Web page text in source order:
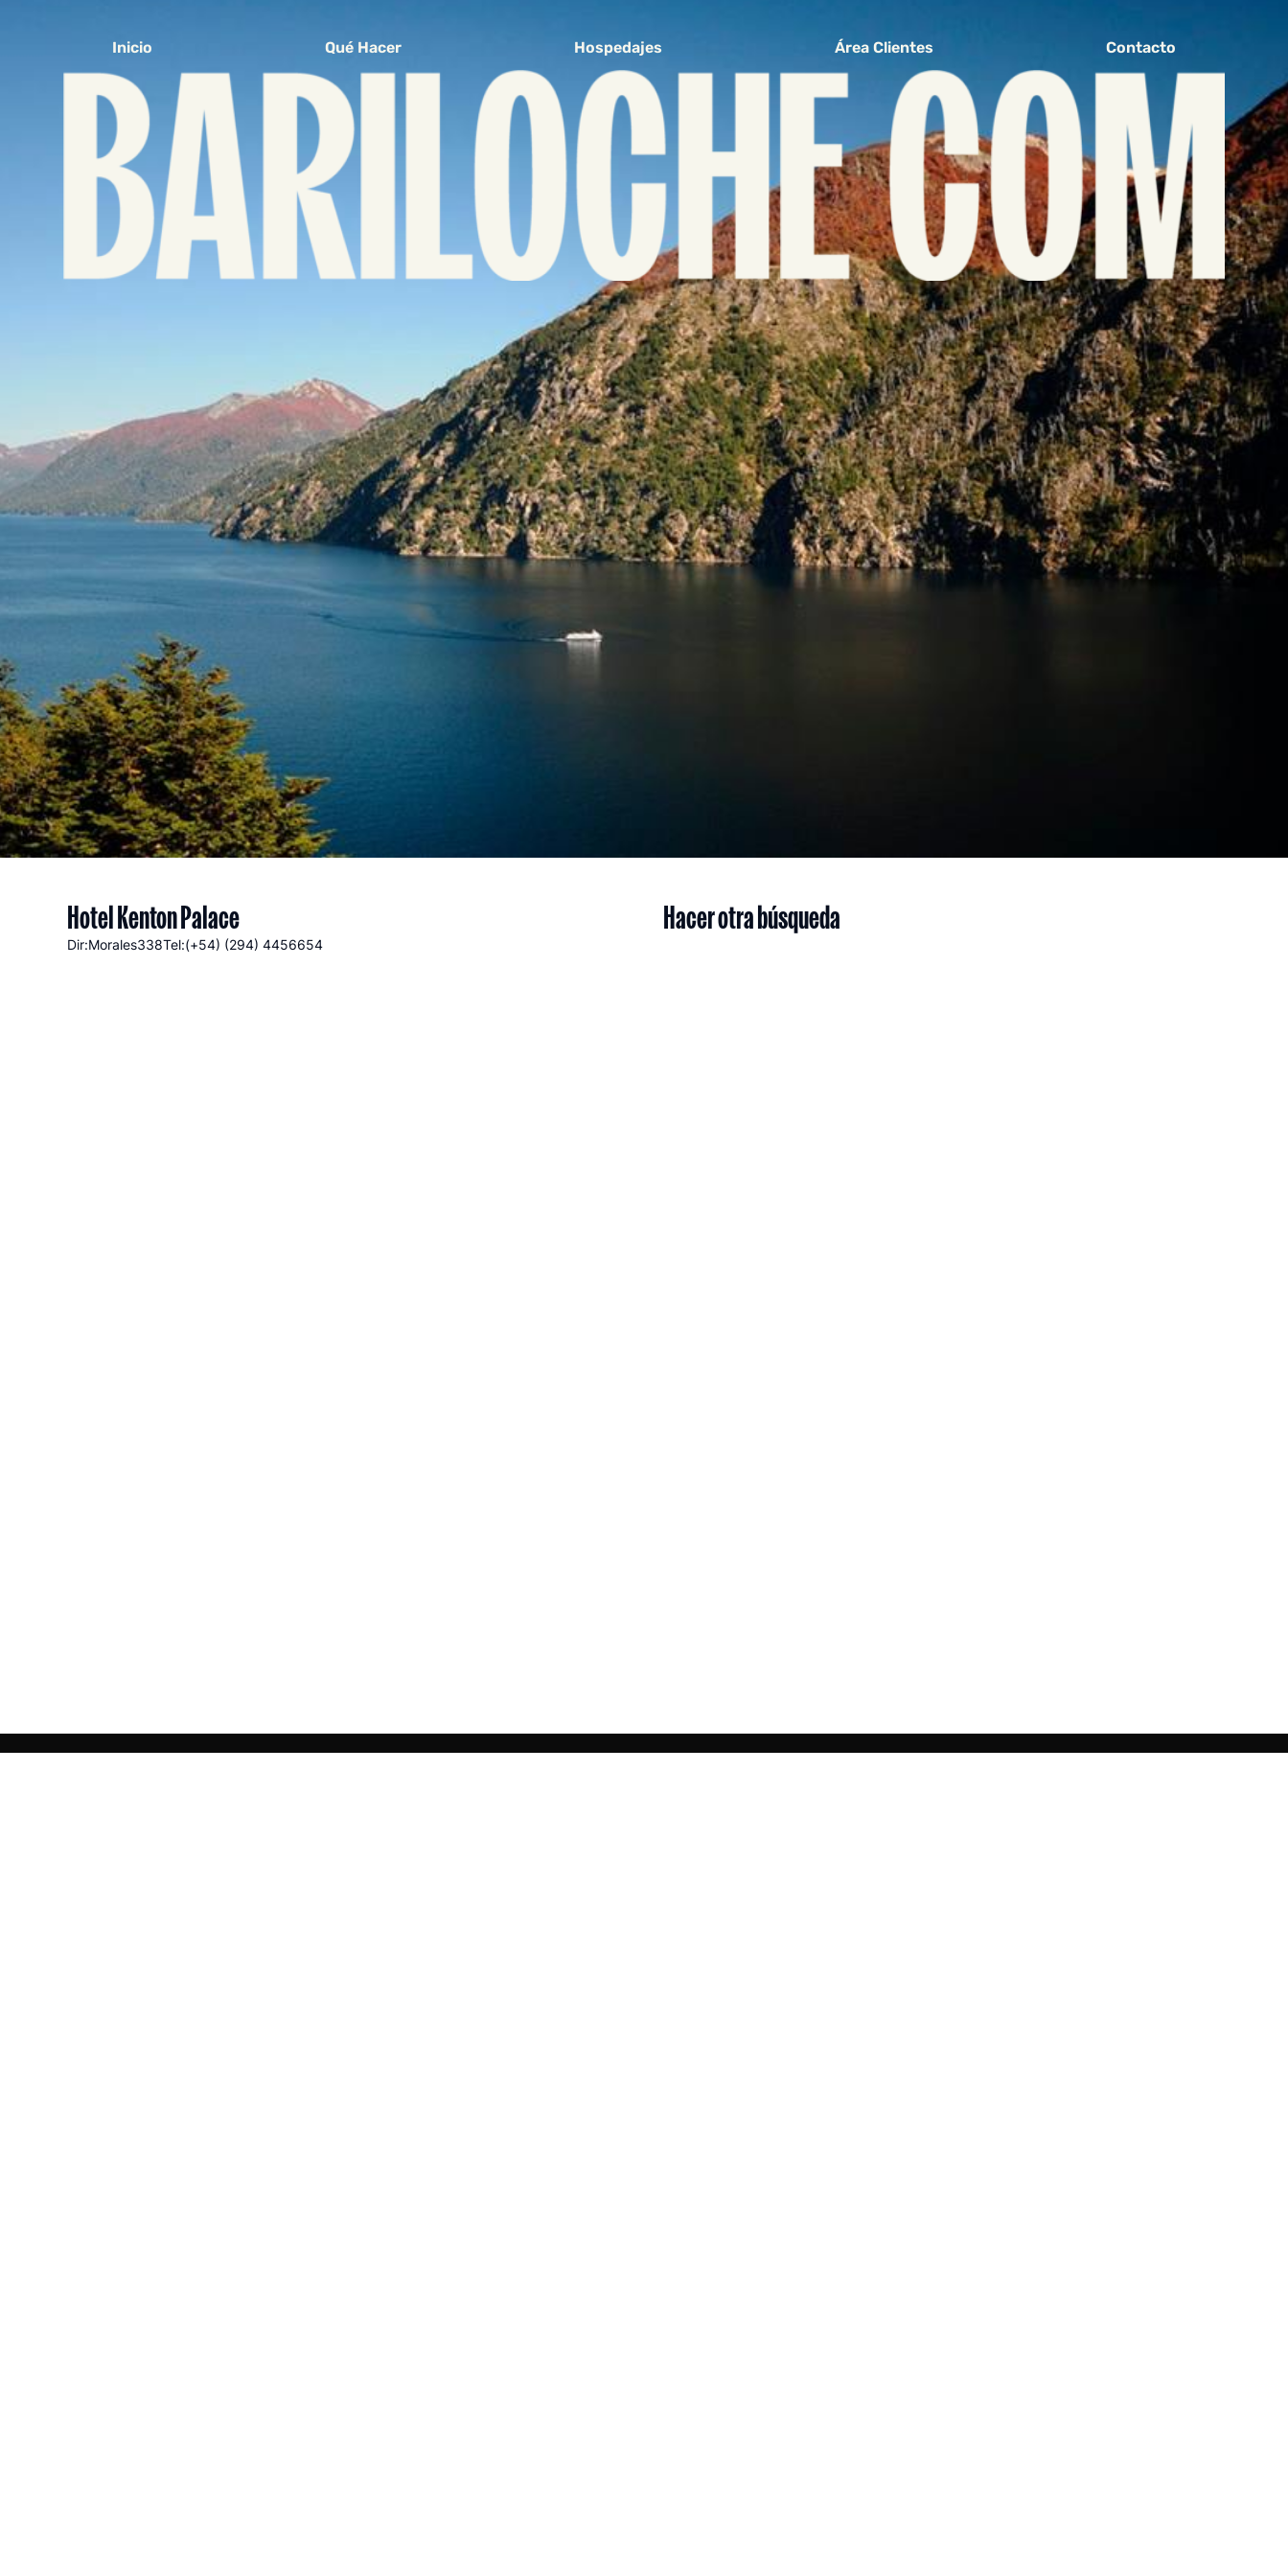
Inicio Qué Hacer Hospedajes Área Clientes Contacto
Hotel Kenton Palace
Dir:Morales338Tel:(+54) (294) 4456654
Hacer otra búsqueda